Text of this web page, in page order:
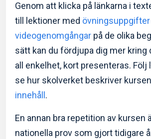
Genom att klicka på länkarna i
till lektioner med övningsuppgifter
videogenomgångar på de olika
sätt kan du fördjupa dig mer kring
all enkelhet, kort presenteras. Följ
se hur skolverket beskriver
innehåll .
En annan bra repetition av kursen
nationella prov som gjort tidigare